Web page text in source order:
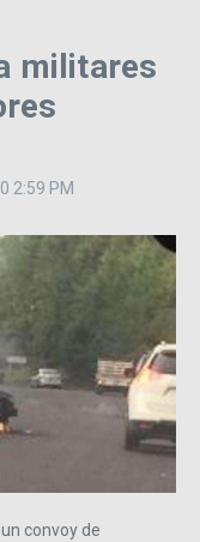
militares
2:59 PM
convoy de